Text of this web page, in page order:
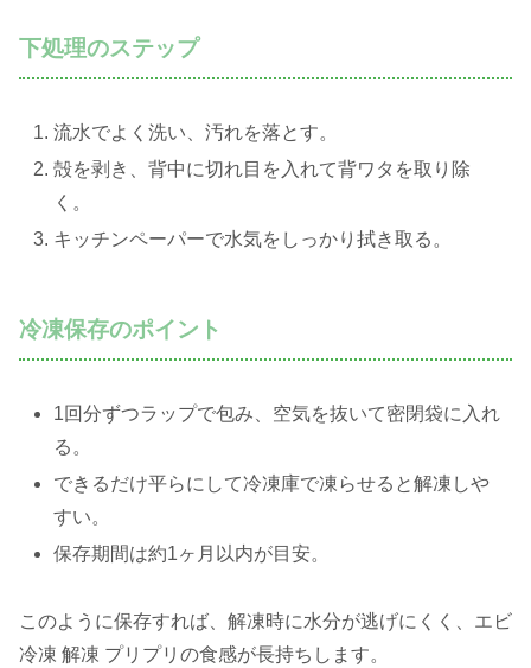
下処理のステップ
流水でよく洗い、汚れを落とす。
殻を剥き、背中に切れ目を入れて背ワタを取り除
く。
キッチンペーパーで水気をしっかり拭き取る。
冷凍保存のポイント
1回分ずつラップで包み、空気を抜いて密閉袋に入れ
る。
できるだけ平らにして冷凍庫で凍らせると解凍しや
すい。
保存期間は約1ヶ月以内が目安。
このように保存すれば、解凍時に水分が逃げにくく、エビ
冷凍 解凍 プリプリの食感が長持ちします。